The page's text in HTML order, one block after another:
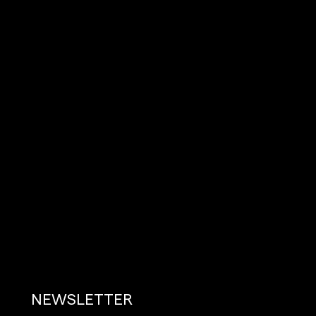
NEWSLETTER